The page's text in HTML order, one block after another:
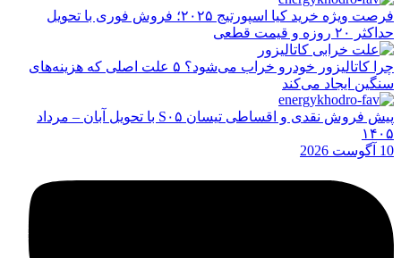
فرصت ویژه خرید کیا اسپورتیج ۲۰۲۵؛ فروش فوری با تحویل
حداکثر ۲۰ روزه و قیمت قطعی
چرا کاتالیزور خودرو خراب می‌شود؟ ۵ علت اصلی که هزینه‌های
سنگین ایجاد می‌کند
پیش فروش نقدی و اقساطی تیسان S۰۵ با تحویل آبان – مرداد
۱۴۰۵
10 آگوست 2026